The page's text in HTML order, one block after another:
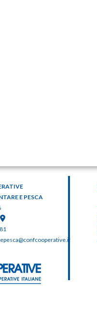
E PESCA